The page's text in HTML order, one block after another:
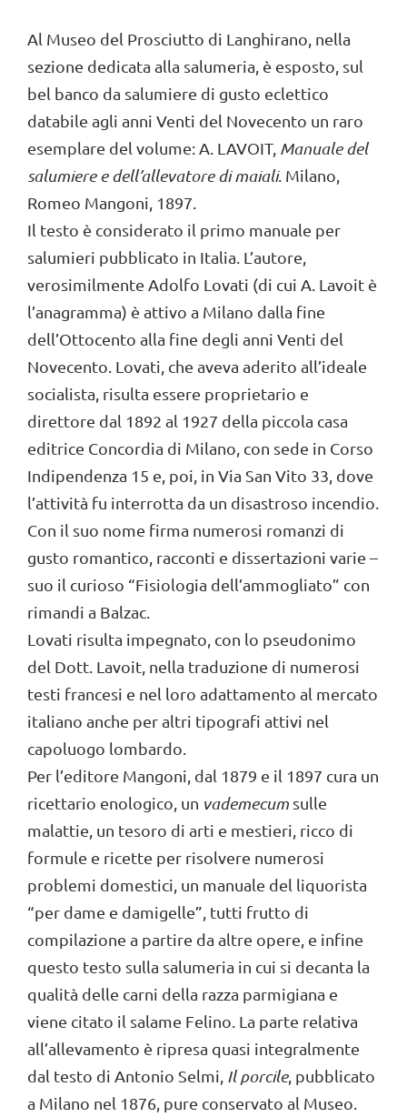
Al Museo del Prosciutto di Langhirano, nella
sezione dedicata alla salumeria, è esposto, sul
bel banco da salumiere di gusto eclettico
databile agli anni Venti del Novecento un raro
esemplare del volume: A. LAVOIT, Manuale del
salumiere e dell’allevatore di maiali. Milano,
Romeo Mangoni, 1897.
Il testo è considerato il primo manuale per
salumieri pubblicato in Italia. L’autore,
verosimilmente Adolfo Lovati (di cui A. Lavoit è
l’anagramma) è attivo a Milano dalla fine
dell’Ottocento alla fine degli anni Venti del
Novecento. Lovati, che aveva aderito all’ideale
socialista, risulta essere proprietario e
direttore dal 1892 al 1927 della piccola casa
editrice Concordia di Milano, con sede in Corso
Indipendenza 15 e, poi, in Via San Vito 33, dove
l’attività fu interrotta da un disastroso incendio.
Con il suo nome firma numerosi romanzi di
gusto romantico, racconti e dissertazioni varie –
suo il curioso “Fisiologia dell’ammogliato” con
rimandi a Balzac.
Lovati risulta impegnato, con lo pseudonimo
del Dott. Lavoit, nella traduzione di numerosi
testi francesi e nel loro adattamento al mercato
italiano anche per altri tipografi attivi nel
capoluogo lombardo.
Per l’editore Mangoni, dal 1879 e il 1897 cura un
ricettario enologico, un vademecum sulle
malattie, un tesoro di arti e mestieri, ricco di
formule e ricette per risolvere numerosi
problemi domestici, un manuale del liquorista
“per dame e damigelle”, tutti frutto di
compilazione a partire da altre opere, e infine
questo testo sulla salumeria in cui si decanta la
qualità delle carni della razza parmigiana e
viene citato il salame Felino. La parte relativa
all’allevamento è ripresa quasi integralmente
dal testo di Antonio Selmi, Il porcile, pubblicato
a Milano nel 1876, pure conservato al Museo.